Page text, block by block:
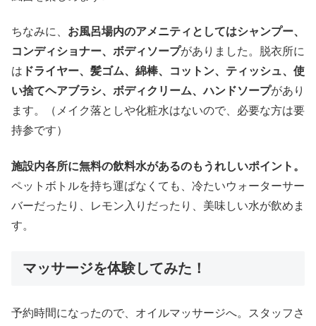
ちなみに、 お風呂場内のアメニティとしてはシャンプー、
コンディショナー、ボディソープがありました。脱衣所に
は ドライヤー、髪ゴム、綿棒、コットン、ティッシュ、使
い捨てヘアブラシ、ボディクリーム、ハンドソープがあり
ます。（メイク落としや化粧水はないので、必要な方は要
持参です）
施設内各所に無料の飲料水があるのもうれしいポイント。
ペットボトルを持ち運ばなくても、冷たいウォーターサー
バーだったり、レモン入りだったり、美味しい水が飲めま
す。
マッサージを体験してみた！
予約時間になったので、オイルマッサージへ。スタッフさ